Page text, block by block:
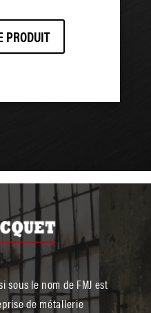
PRODUIT
sous le nom de FMJ est
de métallerie